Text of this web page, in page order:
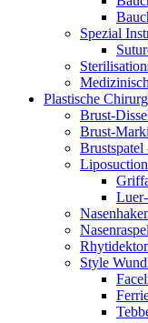
Spezial
Plastische
Brust-
Brust-
Brustspatel
Style